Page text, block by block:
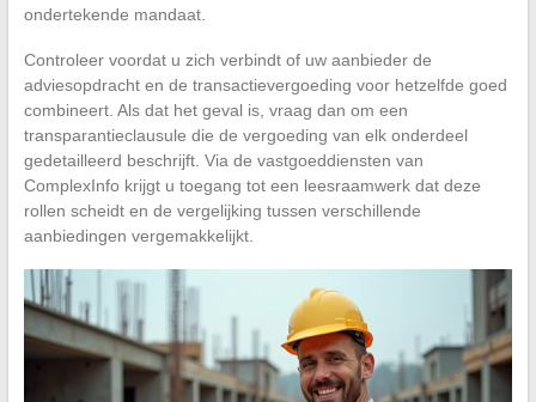
ondertekende mandaat.
Controleer voordat u zich verbindt of uw aanbieder de
adviesopdracht en de transactievergoeding voor hetzelfde goed
combineert. Als dat het geval is, vraag dan om een
transparantieclausule die de vergoeding van elk onderdeel
gedetailleerd beschrijft. Via de vastgoeddiensten van
ComplexInfo krijgt u toegang tot een leesraamwerk dat deze
rollen scheidt en de vergelijking tussen verschillende
aanbiedingen vergemakkelijkt.